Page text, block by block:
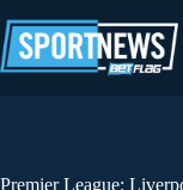
al
contenuto
Premier League: